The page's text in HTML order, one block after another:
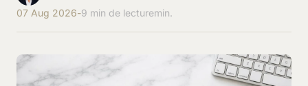
07 Aug 2026-9 min de lecturemin.